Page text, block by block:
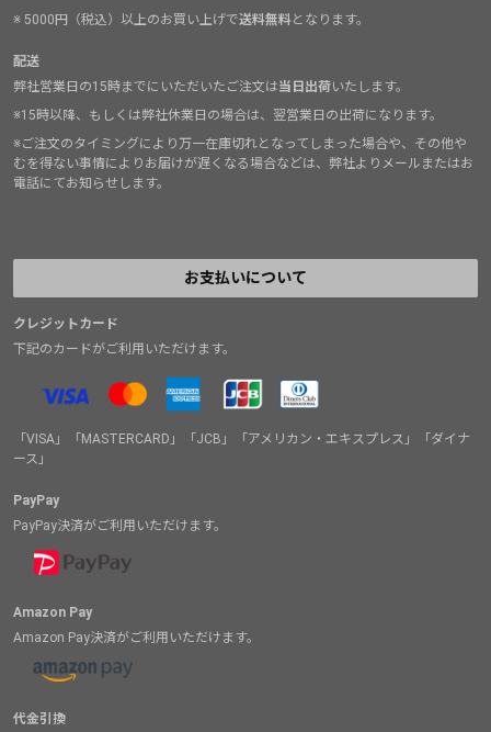
※ 5000円（税込）以上のお買い上げで送料無料となります。
配送
弊社営業日の15時までにいただいたご注文は当日出荷いたします。
※15時以降、もしくは弊社休業日の場合は、翌営業日の出荷になります。
※ご注文のタイミングにより万一在庫切れとなってしまった場合や、その他や
むを得ない事情によりお届けが遅くなる場合などは、弊社よりメールまたはお
電話にてお知らせします。
お支払いについて
クレジットカード
下記のカードがご利用いただけます。
「VISA」「MASTERCARD」「JCB」「アメリカン・エキスプレス」「ダイナ
ース」
PayPay
PayPay決済がご利用いただけます。
Amazon Pay
Amazon Pay決済がご利用いただけます。
代金引換